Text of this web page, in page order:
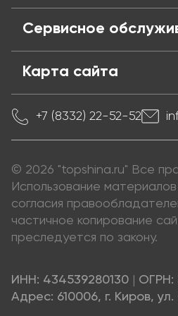
Сервисное
Карта сайта
+7 (8332) 22-52-52
© 2026 "topshina.ru" Все
Использование
согласия
частичное копирование
преследуется по закону.
ИНН: 434539280130 ОГРН:
Адрес: 610006, г. Киров,